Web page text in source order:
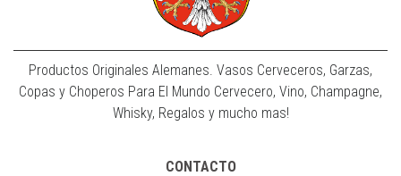
Productos Originales Alemanes. Vasos Cerveceros, Garzas,
Copas y Choperos Para El Mundo Cervecero, Vino, Champagne,
Whisky, Regalos y mucho mas!
CONTACTO